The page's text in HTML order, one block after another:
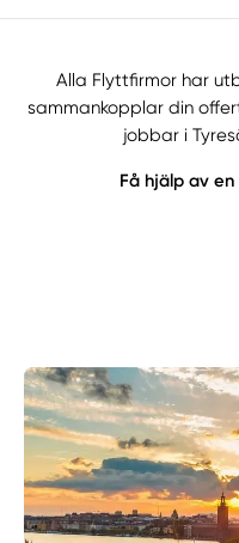
Alla Flyttfirmor har
sammankopplar din
jobbar i
Få hjälp av